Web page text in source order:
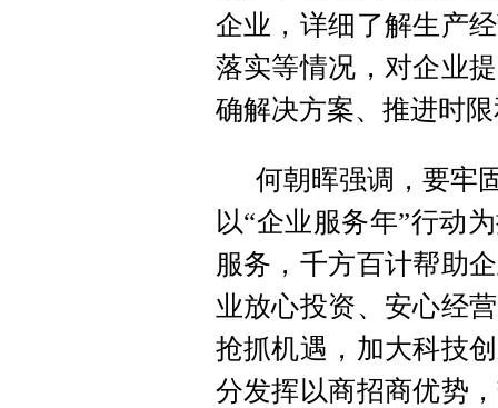
企业，详细了解生产
落实等情况，对企业
确解决方案、推进时
何朝晖强调，要牢
以“企业服务年”行动
服务，千方百计帮助
业放心投资、安心经
抢抓机遇，加大科技
分发挥以商招商优势